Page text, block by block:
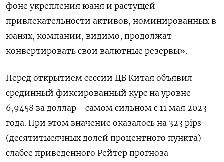
фоне укрепления юаня и растущей
привлекательности активов, номинированных в
юанях, компании, видимо, продолжат
конвертировать свои валютные резервы».
Перед открытием сессии ЦБ Китая объявил
срединный фиксированный курс на уровне
6,9458 за доллар - самом сильном с 11 мая 2023
года. При ‍этом значение оказалось ‍на 323 pips
(десятитысячных долей процентного пункта)
слабее приведенного Рейтер прогноза